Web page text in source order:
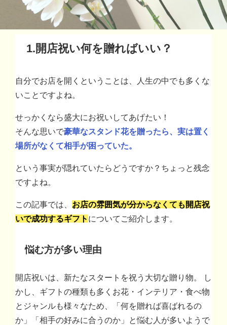
1.開店祝い何を贈ればいい？
自分でお店を開くということは、人生の中でも多くな
いことですよね。
せっかくなら盛大にお祝いしてあげたい！
そんな思いで豪華なスタンド花を贈ったら、実は置く
場所がなくて相手が困っていた。
という事実が隠れていたらどうですか？ちょっと残念
ですよね。
この記事では、 お店の雰囲気が分からなくても開店祝
いで成功するギフト についてご紹介します。
悩む方が多い理由
開店祝いは、新たなスタートを祝う大切な贈り物。 し
かし、ギフトの種類も多くお花・インテリア・食べ物
とジャンルも様々なため、「何を贈れば喜ばれるの
か」「相手の好みに合うのか」と悩む人が多いようで